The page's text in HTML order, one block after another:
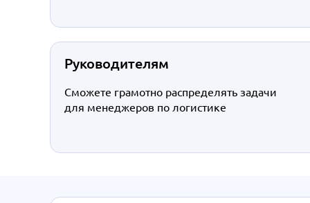
Руководителям
Сможете грамотно распределять задачи
для менеджеров по логистике